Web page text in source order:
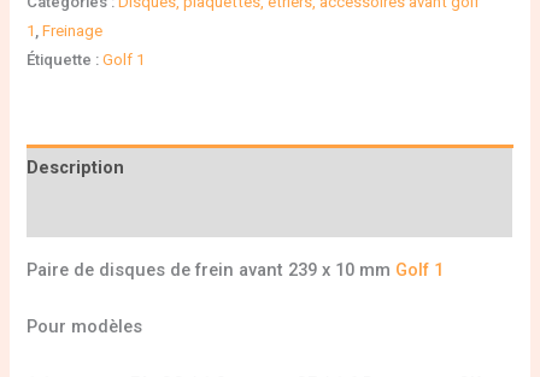
1 ,Freinage
Étiquette :Golf 1
Description
Paire de disques de frein avant 239 x 10 mm Golf 1
Pour modèles